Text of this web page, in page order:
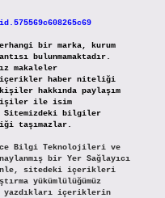
bir marka, kurum
bulunmamaktadır.
makaleler
içerikler haber niteliği
hakkında paylaşım
kişiler ile isim
Sitemizdeki bilgiler
taşımazlar.
Bilgi Teknolojileri ve
bir Yer Sağlayıcı
sitedeki içerikleri
yükümlülüğümüz
yazdıkları içeriklerin